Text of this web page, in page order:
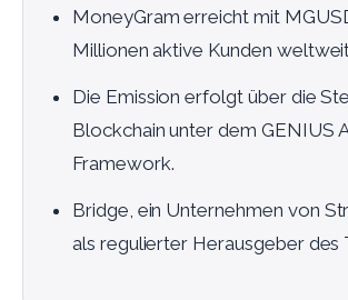
MoneyGram erreicht mit
Millionen aktive Kunden
Die Emission erfolgt über die
Blockchain unter dem GENIUS
Framework.
Bridge, ein Unternehmen von
als regulierter Herausgeber des